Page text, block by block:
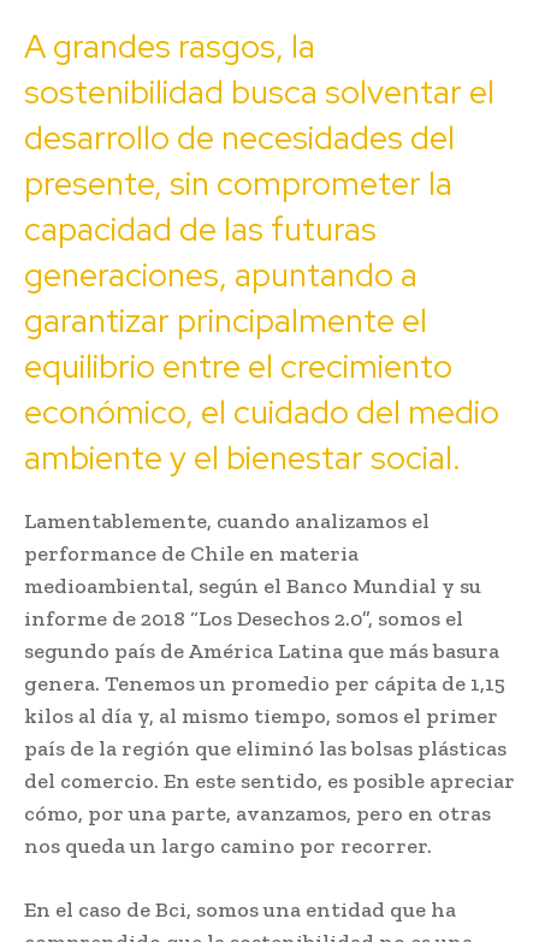
A grandes rasgos, la
sostenibilidad busca solventar el
desarrollo de necesidades del
presente, sin comprometer la
capacidad de las futuras
generaciones, apuntando a
garantizar principalmente el
equilibrio entre el crecimiento
económico, el cuidado del medio
ambiente y el bienestar social.
Lamentablemente, cuando analizamos el
performance de Chile en materia
medioambiental, según el Banco Mundial y su
informe de 2018 “Los Desechos 2.0”, somos el
segundo país de América Latina que más basura
genera. Tenemos un promedio per cápita de 1,15
kilos al día y, al mismo tiempo, somos el primer
país de la región que eliminó las bolsas plásticas
del comercio. En este sentido, es posible apreciar
cómo, por una parte, avanzamos, pero en otras
nos queda un largo camino por recorrer.
En el caso de Bci, somos una entidad que ha